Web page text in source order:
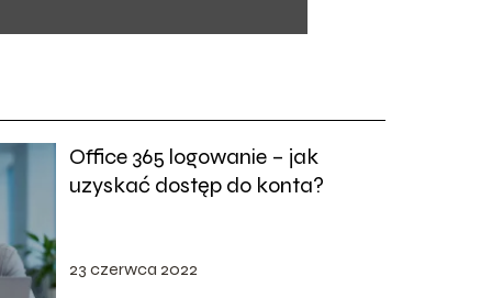
Office 365 logowanie – jak
uzyskać dostęp do konta?
23 czerwca 2022